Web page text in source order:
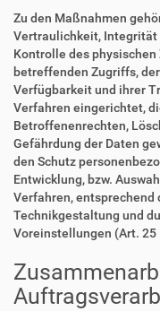
Zu den Maßnahmen
Vertraulichkeit, Integrität
Kontrolle des physischen
betreffenden Zugriffs,
Verfügbarkeit und ihrer
Verfahren eingerichtet,
Betroffenenrechten,
Gefährdung der Daten
den Schutz
Entwicklung, bzw.
Verfahren, entsprechend
Technikgestaltung und
Voreinstellungen (Art. 25